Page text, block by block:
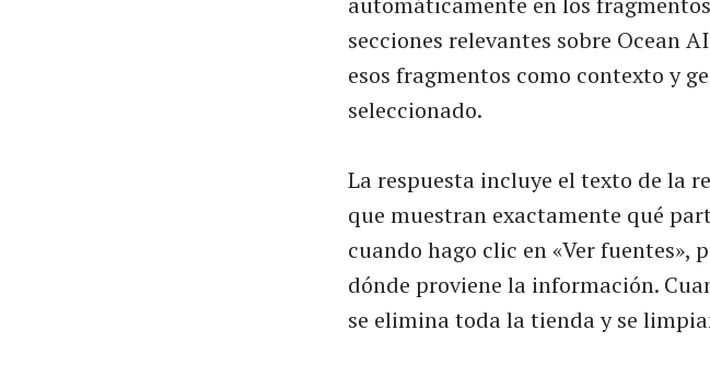
secciones relevantes sobre Ocean
esos fragmentos como contexto y
seleccionado.
La respuesta incluye el texto de la
que muestran exactamente qué
cuando hago clic en «Ver fuentes»,
dónde proviene la información.
se elimina toda la tienda y se